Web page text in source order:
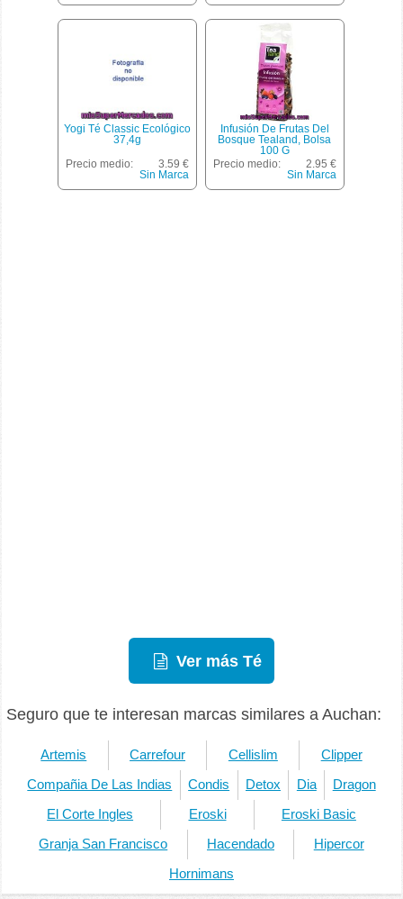
Yogi Té Classic Ecológico
37,4g
Precio medio:
3.59 €
Sin Marca
Infusión De Frutas Del
Bosque Tealand, Bolsa
100 G
Precio medio:
2.95 €
Sin Marca
Ver más Té
Seguro que te interesan marcas similares a Auchan:
Artemis Carrefour Cellislim Clipper
Compañia De Las Indias Condis Detox Dia Dragon
El Corte Ingles Eroski Eroski Basic
Granja San Francisco Hacendado Hipercor
Hornimans